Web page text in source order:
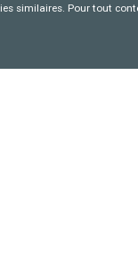
similaires. Pour tout